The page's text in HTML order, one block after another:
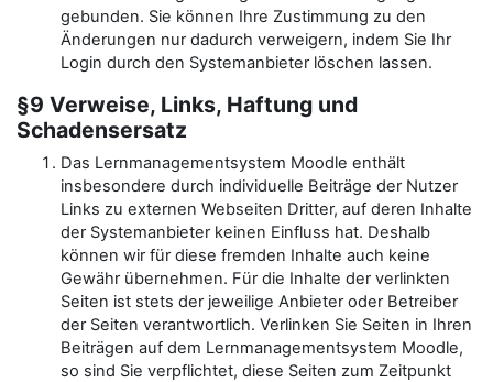
gebunden. Sie können Ihre Zustimmung zu den
Änderungen nur dadurch verweigern, indem Sie Ihr
Login durch den Systemanbieter löschen lassen.
§9 Verweise, Links, Haftung und
Schadensersatz
Das Lernmanagementsystem Moodle enthält
insbesondere durch individuelle Beiträge der Nutzer
Links zu externen Webseiten Dritter, auf deren Inhalte
der Systemanbieter keinen Einfluss hat. Deshalb
können wir für diese fremden Inhalte auch keine
Gewähr übernehmen. Für die Inhalte der verlinkten
Seiten ist stets der jeweilige Anbieter oder Betreiber
der Seiten verantwortlich. Verlinken Sie Seiten in Ihren
Beiträgen auf dem Lernmanagementsystem Moodle,
so sind Sie verpflichtet, diese Seiten zum Zeitpunkt